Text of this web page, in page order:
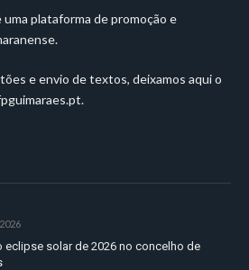
uma plataforma de promoção e
e envio de textos, deixamos aqui o
.
eclipse solar de 2026 no concelho de